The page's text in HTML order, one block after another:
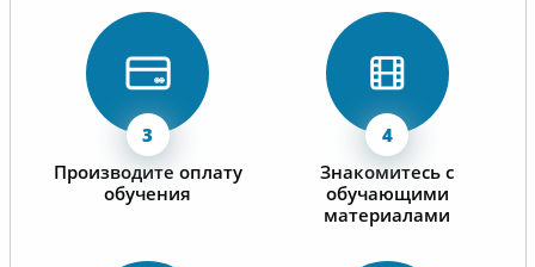
Производите оплату
обучения
Знакомитесь с
обучающими
материалами